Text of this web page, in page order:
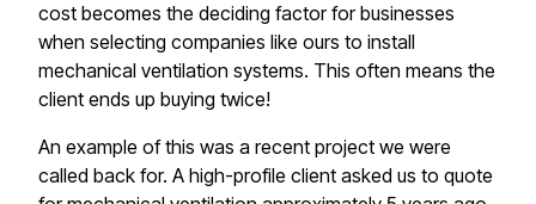
cost becomes the deciding factor for businesses
when selecting companies like ours to install
mechanical ventilation systems. This often means the
client ends up buying twice!​​​​‌ ‍ ​‍​‍‌‍ ‌ ​‍‌‍‍‌‌‍‌ ‌‍‍‌‌‍ ‍​‍​‍​ ‍‍​‍​‍‌ ​ ‌‍​‌‌‍ ‍‌‍‍‌‌ ‌​‌ ‍‌​‍ ‍‌‍‍‌‌‍ ​‍​‍​‍ ​​‍​‍‌‍‍​‌ ​‍‌‍‌‌‌‍‌‍​‍​‍​ ‍‍​‍​‍​‍ ‌‍​‌‌‍‌​‌‍ ‌‌‍‍‌‌‍ ‍​‍ ‌‍‍‌‌‍ ‍‌ ‌​‌‍‌‌‌‍ ‍‌ ‌​​‍ ‌‍‌‌‌‍‌​‌‍‍‌‌ ‌​​‍ ‌‍ ‌‌‍ ‌‍‌​‌‍‌‌​ ‌‌ ​​‌ ​‍‌‍‌‌‌ ​ ‌‍‌‌‌‍ ‍‌ ‌​‌‍​‌‌ ‌​‌‍‍‌‌‍ ‌‍ ‍​ ‍ ‌‍‍‌‌‍‌​​ ‌​ ‌‍​ ‌​​ ‍‌‌‍​‌‌‍​ ​ ‌ ​ ‍​​ ​ ​‍ ‌‌‍​ ​ ​​​ ‌‌​ ‌​​‍ ‌​ ‌​‌‍‌​​ ‍​​ ‍‌​‍ ‌​ ‍‌​ ‌‌‌‍​‌​ ​​​‍ ‌​ ‌‌‌‍‌‌​ ​‍​ ‌​​ ‍‌​ ​‌​ ‌ ‌‍‌‍​ ‌​​ ‍​​ ‍‌​ ‌‌​ ‍ ‌ ‌​‌ ‍‌‌ ​​‌‍‌‌​ ‌‌ ​​‌‍ ‌ ​ ‌ ‌​​ ‍ ‌ ​​‌‍​‌‌ ‌​‌‍‍​​ ‌‌‍​ ‌‍ ‌‍ ‍‌ ‌​‌‍‌‌‌‍ ‍‌ ‌​​‍‌‌​ ‌‌‌​​‍‌‌ ‌‍‍ ‌‍‌‌‌ ‍‌​‍‌‌​ ​ ‌​‌​​‍‌‌​ ​ ‌​‌​​‍‌‌​ ​‍​ ​‍‌‍​ ‌‍​ ‌‍​‌​ ​‌‌‍​‍​ ‍‌‌‍​ ‌‍​‌‌‍​ ‌‍​ ​ ​‌‌‍‌‍​‍‌‌​ ​‍​ ​‍​‍‌‌​ ‌‌‌​‌​​‍ ‍‌‍​ ‌‍‍​‌‍‍‌‌‍ ​‌‍‌​‌ ​‍‌‍‌‌‌‍ ‍​‍‌‌​ ‌‌‌​​‍‌‌ ‌‍‍ ‌‍‌‌‌ ‍‌​‍‌‌​ ​ ‌​‌​​‍‌‌​ ​ ‌​‌​​‍‌‌​ ​‍​ ​‍‌‍‌​​ ​‌‌‍‌‍​ ‌ ​ ‌ ​ ‌‌‌‍‌‌‌‍‌‍​ ‍‌​ ‌​‌‍​‍​ ​ ​‍‌‌​ ​‍​ ​‍​‍‌‌​ ‌‌‌​‌​​‍ ‍‌ ‌​‌‍‌‌‌ ‍​‌ ‌​​ ‌‍​‍‌‍​‌‌ ​ ‌‍‌‌‌‌‌‌‌ ​‍‌‍ ​​ ‌​‍‌‌​ ​‍‌​‌‍‌‍​‌‌‍‌​‌‍ ‌‌‍‍‌‌‍ ‍​‍‌‍‌‍‍‌‌‍‌​​ ‌​ ‌‍​ ‌​​ ‍‌‌‍​‌‌‍​ ​ ‌ ​ ‍​​ ​ ​‍ ‌‌‍​ ​ ​​​ ‌‌​ ‌​​‍ ‌​ ‌​‌‍‌​​ ‍​​ ‍‌​‍ ‌​ ‍‌​ ‌‌‌‍​‌​ ​​​‍ ‌​ ‌‌‌‍‌‌​ ​‍​ ‌​​ ‍‌​ ​‌​ ‌ ‌‍‌‍​ ‌​​ ‍​​ ‍‌​ ‌‌​‍‌‍‌ ‌​‌ ‍‌‌ ​​‌‍‌‌​ ‌‌ ​​‌‍ ‌ ​ ‌ ‌​​‍‌‍‌ ​​‌‍​‌‌ ‌​‌‍‍​​ ‌‌‍​ ‌‍ ‌‍ ‍‌ ‌​‌‍‌‌‌‍ ‍‌ ‌​​‍‌‌​ ‌‌‌​​‍‌‌ ‌‍‍ ‌‍‌‌‌ ‍‌​‍‌‌​ ​ ‌​‌​​‍‌‌​ ​ ‌​‌​​‍‌‌​ ​‍​ ​‍‌‍​ ‌‍​ ‌‍​‌​ ​‌‌‍​‍​ ‍‌‌‍​ ‌‍​‌‌‍​ ‌‍​ ​ ​‌‌‍‌‍​‍‌‌​ ​‍​ ​‍​‍‌‌​ ‌‌‌​‌​​‍ ‍‌‍​ ‌‍‍​‌‍‍‌‌‍ ​‌‍‌​‌ ​‍‌‍‌‌‌‍ ‍​‍‌‌​ ‌‌‌​​‍‌‌ ‌‍‍ ‌‍‌‌‌ ‍‌​‍‌‌​ ​ ‌​‌​​‍‌‌​ ​ ‌​‌​​‍‌‌​ ​‍​ ​‍‌‍‌​​ ​‌‌‍‌‍​ ‌ ​ ‌ ​ ‌‌‌‍‌‌‌‍‌‍​ ‍‌​ ‌​‌‍​‍​ ​ ​‍‌‌​ ​‍​ ​‍​‍‌‌​ ‌‌‌​‌​​‍ ‍‌ ‌​‌‍‌‌‌ ‍​‌ ‌​​‍​‍‌ ‌
An example of this was a recent project we were
called back for. A high-profile client asked us to quote